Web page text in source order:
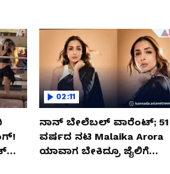
02:11
ನಾನ್ ಬೇಲೆಬಲ್ ವಾರೆಂಟ್; 51
ವರ್ಷದ ನಟಿ Malaika Arora
ಯಾವಾಗ ಬೇಕಿದ್ರೂ ಜೈಲಿಗೆ